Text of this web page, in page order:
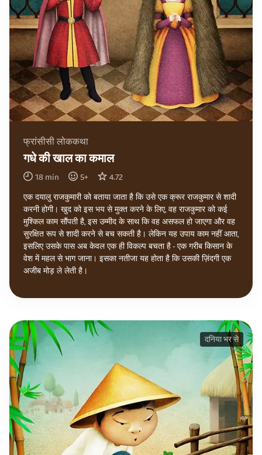
फ्रांसीसी लोककथा
गधे की खाल का कमाल
18 min 5+ 4.72
एक दयालु राजकुमारी को बताया जाता है कि उसे एक क्रूर राजकुमार से शादी
करनी होगी। खुद को इस भय से मुक्त करने के लिए, वह राजकुमार को कई
मुश्किल काम सौंपती है, इस उम्मीद के साथ कि वह असफल हो जाएगा और वह
सुरक्षित रूप से शादी करने से बच सकती है। लेकिन यह उपाय काम नहीं आता,
इसलिए उसके पास अब केवल एक ही विकल्प बचता है - एक गरीब किसान के
वेश में महल से भाग जाना। इसका नतीजा यह होता है कि उसकी ज़िंदगी एक
अजीब मोड़ ले लेती है।
दनिया भर से